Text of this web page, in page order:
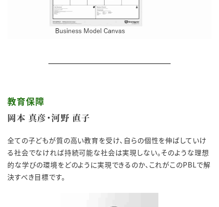
教育保障
岡本 真彦・河野 直子
全ての子どもが質の高い教育を受け､自らの個性を伸ばしていけ
る社会でなければ持続可能な社会は実現しない。そのような理想
的な学びの環境をどのように実現できるのか、これがこのPBLで解
決すべき目標です。